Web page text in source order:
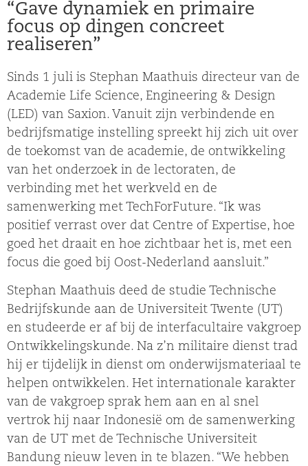
“Gave dynamiek en primaire
focus op dingen concreet
realiseren”
Sinds 1 juli is Stephan Maathuis directeur van de
Academie Life Science, Engineering & Design
(LED) van Saxion. Vanuit zijn verbindende en
bedrijfsmatige instelling spreekt hij zich uit over
de toekomst van de academie, de ontwikkeling
van het onderzoek in de lectoraten, de
verbinding met het werkveld en de
samenwerking met TechForFuture. “Ik was
positief verrast over dat Centre of Expertise, hoe
goed het draait en hoe zichtbaar het is, met een
focus die goed bij Oost-Nederland aansluit.”
Stephan Maathuis deed de studie Technische
Bedrijfskunde aan de Universiteit Twente (UT)
en studeerde er af bij de interfacultaire vakgroep
Ontwikkelingskunde. Na z’n militaire dienst trad
hij er tijdelijk in dienst om onderwijsmateriaal te
helpen ontwikkelen. Het internationale karakter
van de vakgroep sprak hem aan en al snel
vertrok hij naar Indonesië om de samenwerking
van de UT met de Technische Universiteit
Bandung nieuw leven in te blazen. “We hebben